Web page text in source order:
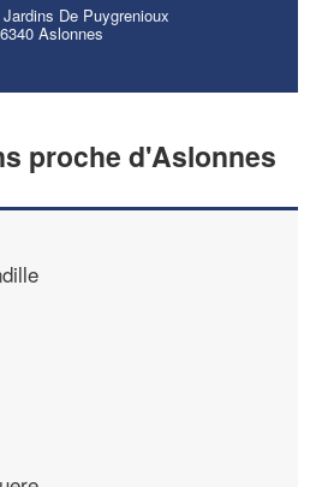
De Puygrenioux
Aslonnes
proche d'Aslonnes